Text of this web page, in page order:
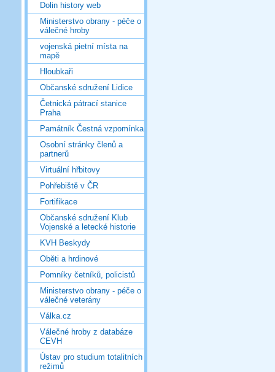
Dolin history web
Ministerstvo obrany - péče o
válečné hroby
vojenská pietní místa na
mapě
Hloubkaři
Občanské sdružení Lidice
Četnická pátrací stanice
Praha
Památník Čestná vzpomínka
Osobní stránky členů a
partnerů
Virtuální hřbitovy
Pohřebiště v ČR
Fortifikace
Občanské sdružení Klub
Vojenské a letecké historie
KVH Beskydy
Oběti a hrdinové
Pomníky četníků, policistů
Ministerstvo obrany - péče o
válečné veterány
Válka.cz
Válečné hroby z databáze
CEVH
Ústav pro studium totalitních
režimů